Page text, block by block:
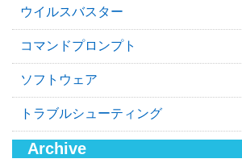
ウイルスバスター
コマンドプロンプト
ソフトウェア
トラブルシューティング
Archive